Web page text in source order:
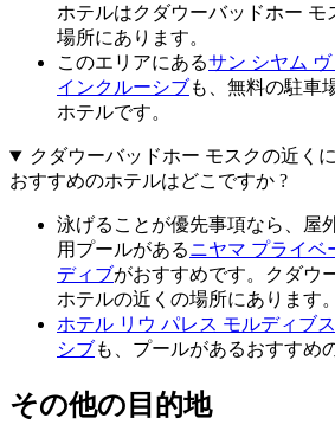
ホテルはクダウーバッドホー モ
場所にあります。
このエリアにあるサン シヤム
インクルーシブも、無料の駐車
ホテルです。
クダウーバッドホー モスクの近く
おすすめのホテルはどこですか ?
泳げることが優先事項なら、屋
用プールがあるニヤマ プライベ
ディブがおすすめです。クダウ
ホテルの近くの場所にあります。
ホテル リウ パレス モルディブ
シブも、プールがあるおすすめ
その他の目的地